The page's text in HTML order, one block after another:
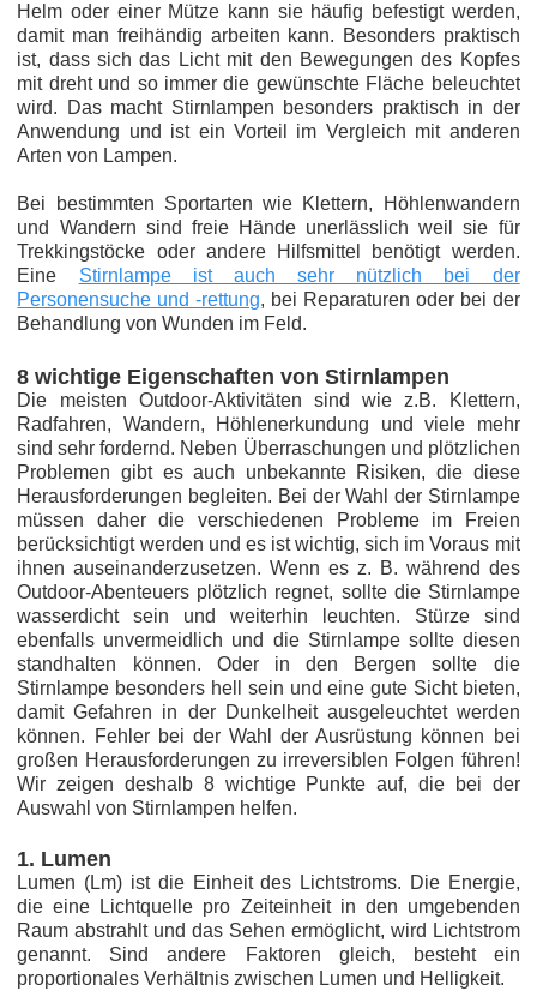
Helm oder einer Mütze kann sie häufig befestigt werden,
damit man freihändig arbeiten kann. Besonders praktisch
ist, dass sich das Licht mit den Bewegungen des Kopfes
mit dreht und so immer die gewünschte Fläche beleuchtet
wird. Das macht Stirnlampen besonders praktisch in der
Anwendung und ist ein Vorteil im Vergleich mit anderen
Arten von Lampen.
Bei bestimmten Sportarten wie Klettern, Höhlenwandern
und Wandern sind freie Hände unerlässlich weil sie für
Trekkingstöcke oder andere Hilfsmittel benötigt werden.
Eine Stirnlampe ist auch sehr nützlich bei der
Personensuche und -rettung, bei Reparaturen oder bei der
Behandlung von Wunden im Feld.
8 wichtige Eigenschaften von Stirnlampen
Die meisten Outdoor-Aktivitäten sind wie z.B. Klettern,
Radfahren, Wandern, Höhlenerkundung und viele mehr
sind sehr fordernd. Neben Überraschungen und plötzlichen
Problemen gibt es auch unbekannte Risiken, die diese
Herausforderungen begleiten. Bei der Wahl der Stirnlampe
müssen daher die verschiedenen Probleme im Freien
berücksichtigt werden und es ist wichtig, sich im Voraus mit
ihnen auseinanderzusetzen. Wenn es z. B. während des
Outdoor-Abenteuers plötzlich regnet, sollte die Stirnlampe
wasserdicht sein und weiterhin leuchten. Stürze sind
ebenfalls unvermeidlich und die Stirnlampe sollte diesen
standhalten können. Oder in den Bergen sollte die
Stirnlampe besonders hell sein und eine gute Sicht bieten,
damit Gefahren in der Dunkelheit ausgeleuchtet werden
können. Fehler bei der Wahl der Ausrüstung können bei
großen Herausforderungen zu irreversiblen Folgen führen!
Wir zeigen deshalb 8 wichtige Punkte auf, die bei der
Auswahl von Stirnlampen helfen.
1. Lumen
Lumen (Lm) ist die Einheit des Lichtstroms. Die Energie,
die eine Lichtquelle pro Zeiteinheit in den umgebenden
Raum abstrahlt und das Sehen ermöglicht, wird Lichtstrom
genannt. Sind andere Faktoren gleich, besteht ein
proportionales Verhältnis zwischen Lumen und Helligkeit.